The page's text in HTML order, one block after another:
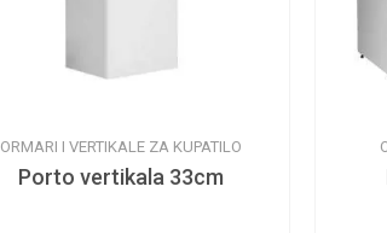
ORMARI I VERTIKALE ZA KUPATILO
Porto vertikala 33cm